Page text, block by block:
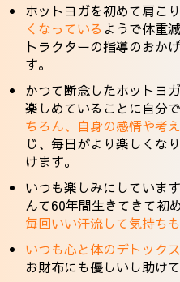
ホットヨガを初めて肩こ
くなっている ようで体重
トラクターの指導のおか
す。
かつて断念したホットヨ
楽しめていることに自分
ちろん、自身の感情や考
じ、毎日がより楽しくな
けます。
いつも楽しみにしていま
んて60年間生きてきて初
毎回いい汗流して気持ち
いつも心と体のデトック
お財布にも優しいし助け